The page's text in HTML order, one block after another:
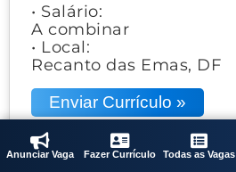
• Salário:
A combinar
• Local:
Recanto das Emas, DF
Enviar Currículo »
6 de agosto de 2026
Anunciar Vaga Fazer Currículo Todas as Vagas